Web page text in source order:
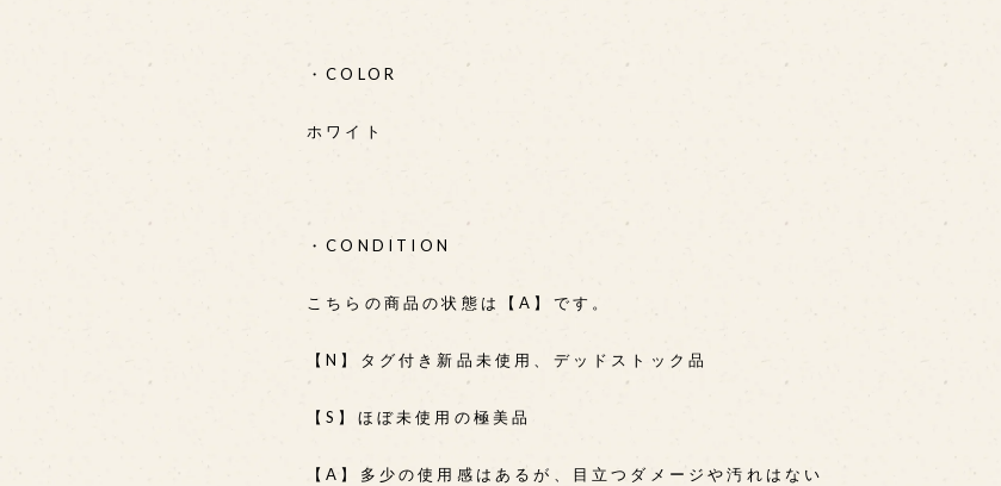
・COLOR
ホワイト
・CONDITION
こちらの商品の状態は【A】です。
【N】タグ付き新品未使用、デッドストック品
【S】ほぼ未使用の極美品
【A】多少の使用感はあるが、目立つダメージや汚れはない